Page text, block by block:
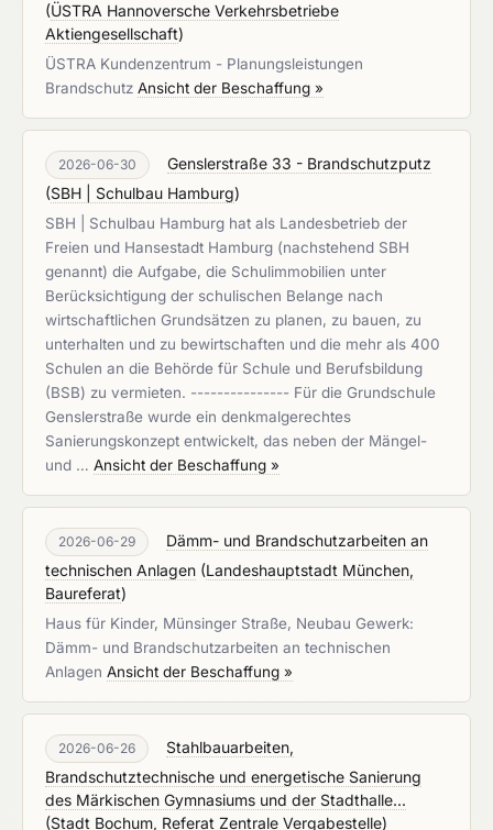
(ÜSTRA Hannoversche Verkehrsbetriebe
Aktiengesellschaft)
ÜSTRA Kundenzentrum - Planungsleistungen
Brandschutz Ansicht der Beschaffung »
2026-06-30
Genslerstraße 33 - Brandschutzputz
(SBH | Schulbau Hamburg)
SBH | Schulbau Hamburg hat als Landesbetrieb der
Freien und Hansestadt Hamburg (nachstehend SBH
genannt) die Aufgabe, die Schulimmobilien unter
Berücksichtigung der schulischen Belange nach
wirtschaftlichen Grundsätzen zu planen, zu bauen, zu
unterhalten und zu bewirtschaften und die mehr als 400
Schulen an die Behörde für Schule und Berufsbildung
(BSB) zu vermieten. --------------- Für die Grundschule
Genslerstraße wurde ein denkmalgerechtes
Sanierungskonzept entwickelt, das neben der Mängel-
und … Ansicht der Beschaffung »
2026-06-29
Dämm- und Brandschutzarbeiten an
technischen Anlagen (Landeshauptstadt München,
Baureferat)
Haus für Kinder, Münsinger Straße, Neubau Gewerk:
Dämm- und Brandschutzarbeiten an technischen
Anlagen Ansicht der Beschaffung »
2026-06-26
Stahlbauarbeiten,
Brandschutztechnische und energetische Sanierung
des Märkischen Gymnasiums und der Stadthalle...
(Stadt Bochum, Referat Zentrale Vergabestelle)